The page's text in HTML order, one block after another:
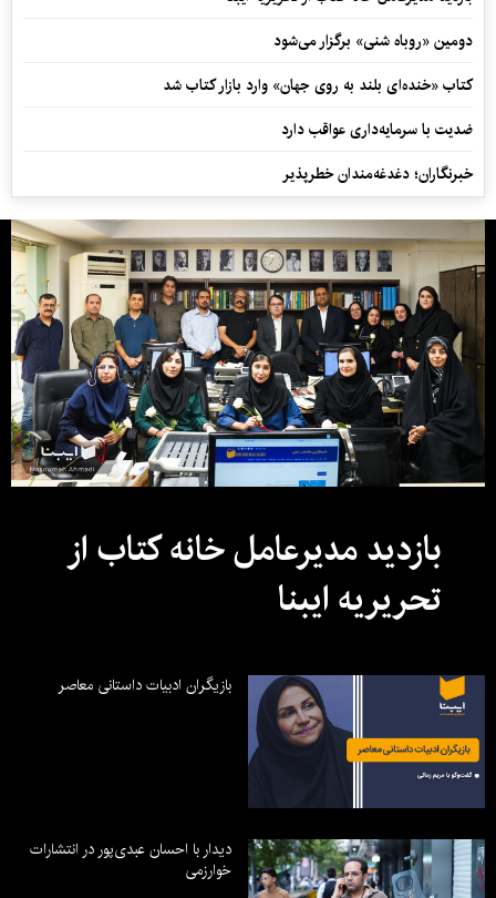
دومین «روباه شنی» برگزار می‌شود
کتاب «خنده‌ای بلند به روی جهان» وارد بازار کتاب شد
ضدیت با سرمایه‌داری عواقب دارد
خبرنگاران؛ دغدغه‌مندان خطرپذیر
بازدید مدیرعامل خانه کتاب از
تحریریه ایبنا
بازیگران ادبیات داستانی معاصر
دیدار با احسان عبدی‌پور در انتشارات
خوارزمی